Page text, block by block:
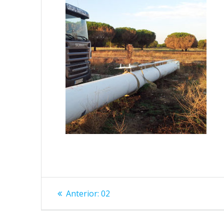
Navegación
de
Anterior: Entrada
02